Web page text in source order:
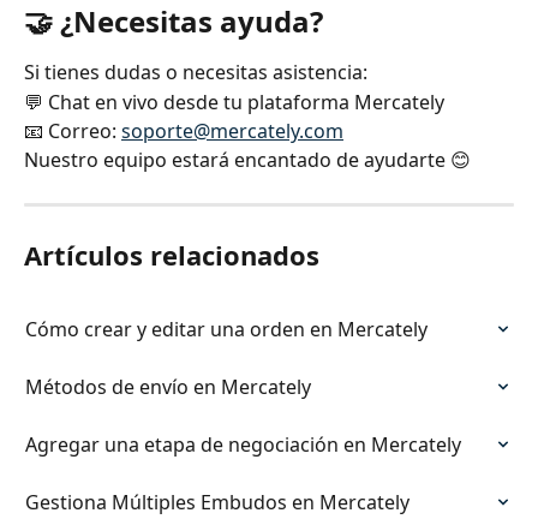
🤝 ¿Necesitas ayuda?
Si tienes dudas o necesitas asistencia:
💬 Chat en vivo desde tu plataforma Mercately
📧 Correo: soporte@mercately.com
Nuestro equipo estará encantado de ayudarte 😊
Artículos relacionados
Cómo crear y editar una orden en Mercately
Métodos de envío en Mercately
Agregar una etapa de negociación en Mercately
Gestiona Múltiples Embudos en Mercately